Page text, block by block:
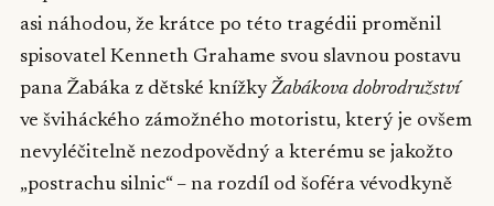
asi náhodou, že krátce po této tragédii proměnil
spisovatel Kenneth Grahame svou slavnou postavu
pana Žabáka z dětské knížkyŽabákova dobrodružství
ve šviháckého zámožného motoristu, který je ovšem
nevyléčitelně nezodpovědný a kterému se jakožto
„postrachu silnic“ – na rozdíl od šoféra vévodkyně